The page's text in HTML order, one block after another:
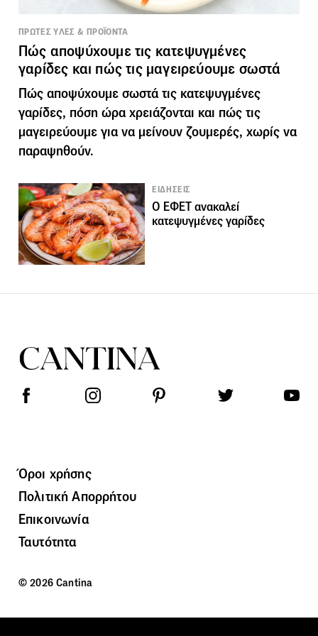
ΠΡΩΤΕΣ ΥΛΕΣ & ΠΡΟΪΟΝΤΑ
Πώς αποψύχουμε τις κατεψυγμένες
γαρίδες και πώς τις μαγειρεύουμε σωστά
Πώς αποψύχουμε σωστά τις κατεψυγμένες
γαρίδες, πόση ώρα χρειάζονται και πώς τις
μαγειρεύουμε για να μείνουν ζουμερές, χωρίς να
παραψηθούν.
ΕΙΔΗΣΕΙΣ
Ο ΕΦΕΤ ανακαλεί
κατεψυγμένες γαρίδες
Όροι χρήσης
Πολιτική Απορρήτου
Επικοινωνία
Ταυτότητα
© 2026 Cantina